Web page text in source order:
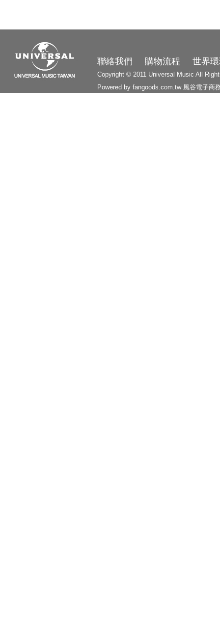
聯絡我們 購物流程 世界
Copyright © 2011 Universal Music All
Powered by fangoods.com.tw 風谷電子商